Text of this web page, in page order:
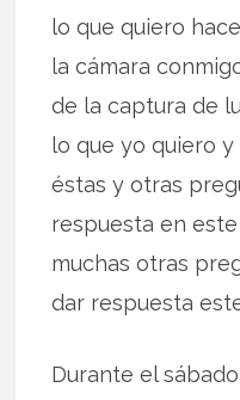
lo que quiero
la cámara
de la captura de
lo que yo quiero
éstas y otras
respuesta en este
muchas otras
dar respuesta
Durante el